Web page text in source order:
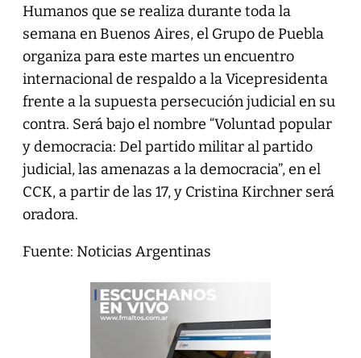
Humanos que se realiza durante toda la
semana en Buenos Aires, el Grupo de Puebla
organiza para este martes un encuentro
internacional de respaldo a la Vicepresidenta
frente a la supuesta persecución judicial en su
contra. Será bajo el nombre “Voluntad popular
y democracia: Del partido militar al partido
judicial, las amenazas a la democracia”, en el
CCK, a partir de las 17, y Cristina Kirchner será
oradora.
Fuente: Noticias Argentinas